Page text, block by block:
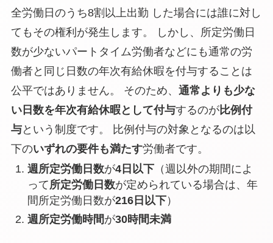
全労働日のうち8割以上出勤 した場合には誰に対し
てもその権利が発生します。 しかし、所定労働日
数が少ないパートタイム労働者などにも通常の労
働者と同じ日数の年次有給休暇を付与することは
公平ではありません。 そのため、 通常よりも少な
い日数を年次有給休暇として付与するのが比例付
与という制度です。 比例付与の対象となるのは以
下のいずれの要件も満たす労働者です。
週所定労働日数が4日以下（週以外の期間によ
って所定労働日数が定められている場合は、年
間所定労働日数が216日以下）
週所定労働時間が30時間未満